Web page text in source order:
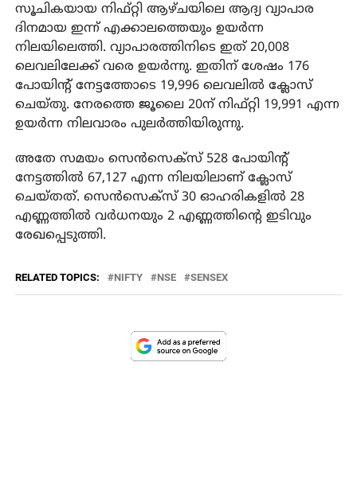
സൂചികയായ നിഫ്റ്റി ആഴ്ചയിലെ ആദ്യ വ്യാപാര
ദിനമായ ഇന്ന് എക്കാലത്തെയും ഉയർന്ന
നിലയിലെത്തി. വ്യാപാരത്തിനിടെ ഇത് 20,008
ലെവലിലേക്ക് വരെ ഉയർന്നു. ഇതിന് ശേഷം 176
പോയിന്റ് നേട്ടത്തോടെ 19,996 ലെവലിൽ ക്ലോസ്
ചെയ്തു. നേരത്തെ ജൂലൈ 20ന് നിഫ്റ്റി 19,991 എന്ന
ഉയർന്ന നിലവാരം പുലർത്തിയിരുന്നു.
അതേ സമയം സെൻസെക്‌സ് 528 പോയിന്റ്
നേട്ടത്തിൽ 67,127 എന്ന നിലയിലാണ് ക്ലോസ്
ചെയ്തത്. സെൻസെക്‌സ് 30 ഓഹരികളിൽ 28
എണ്ണത്തിൽ വർധനയും 2 എണ്ണത്തിന്റെ ഇടിവും
രേഖപ്പെടുത്തി.
RELATED TOPICS: NIFTY NSE SENSEX